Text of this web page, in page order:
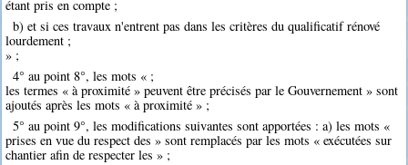
étant pris en compte ;
b) et si ces travaux n'entrent pas dans les critères du qualificatif rénové
lourdement ;
» ;
4° au point 8°, les mots « ;
les termes « à proximité » peuvent être précisés par le Gouvernement » sont
ajoutés après les mots « à proximité » ;
5° au point 9°, les modifications suivantes sont apportées : a) les mots «
prises en vue du respect des » sont remplacés par les mots « exécutées sur
chantier afin de respecter les » ;